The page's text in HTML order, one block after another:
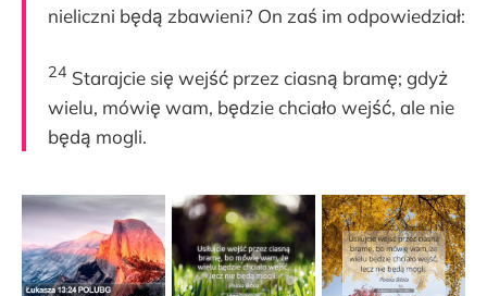
nieliczni będą zbawieni? On zaś im odpowiedział:
24 Starajcie się wejść przez ciasną bramę; gdyż
wielu, mówię wam, będzie chciało wejść, ale nie
będą mogli.